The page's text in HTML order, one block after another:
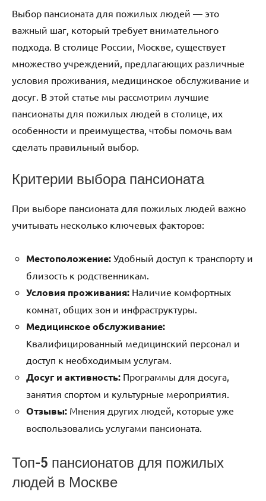
Выбор пансионата для пожилых людей — это
важный шаг, который требует внимательного
подхода. В столице России, Москве, существует
множество учреждений, предлагающих различные
условия проживания, медицинское обслуживание и
досуг. В этой статье мы рассмотрим лучшие
пансионаты для пожилых людей в столице, их
особенности и преимущества, чтобы помочь вам
сделать правильный выбор.
Критерии выбора пансионата
При выборе пансионата для пожилых людей важно
учитывать несколько ключевых факторов:
Местоположение: Удобный доступ к транспорту и
близость к родственникам.
Условия проживания: Наличие комфортных
комнат, общих зон и инфраструктуры.
Медицинское обслуживание:
Квалифицированный медицинский персонал и
доступ к необходимым услугам.
Досуг и активность: Программы для досуга,
занятия спортом и культурные мероприятия.
Отзывы: Мнения других людей, которые уже
воспользовались услугами пансионата.
Топ-5 пансионатов для пожилых
людей в Москве